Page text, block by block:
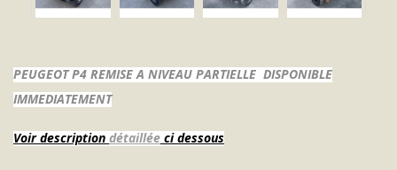
CAMO
N°11876
PEUGEOT P4 REMISE A NIVEAU PARTIELLE DISPONIBLE
IMMEDIATEMENT
Voir description détaillée ci dessous